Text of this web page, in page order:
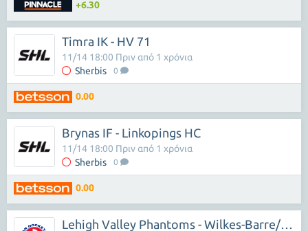
+6.30
Timra IK - HV 71
Sherbis 0
11/14 18:00 Πριν από 1 χρόνια
0.00
Brynas IF - Linkopings HC
Sherbis 0
11/14 18:00 Πριν από 1 χρόνια
0.00
Lehigh Valley Phantoms - Wilkes-Barre/Scranton